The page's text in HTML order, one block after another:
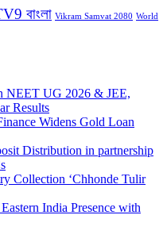
বাংলা Vikram Samvat 2080 World
NEET UG 2026 & JEE,
Results
Widens Gold Loan
Distribution in partnership
Collection ‘Chhonde Tulir
India Presence with